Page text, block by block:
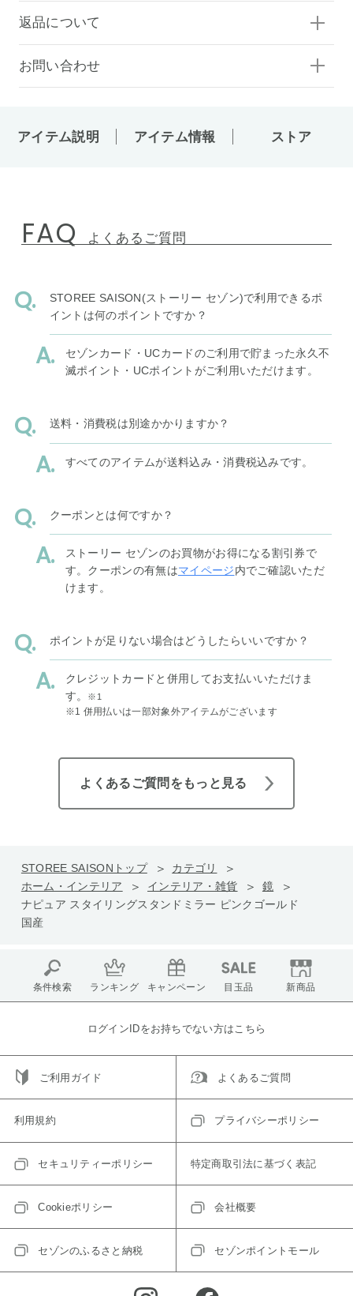
返品について
お問い合わせ
アイテム説明 アイテム情報 ストア
FAQ よくあるご質問
STOREE SAISON(ストーリー セゾン)で利用できるポ
イントは何のポイントですか？
セゾンカード・UCカードのご利用で貯まった永久不
滅ポイント・UCポイントがご利用いただけます。
送料・消費税は別途かかりますか？
すべてのアイテムが送料込み・消費税込みです。
クーポンとは何ですか？
ストーリー セゾンのお買物がお得になる割引券で
す。クーポンの有無はマイページ内でご確認いただ
けます。
ポイントが足りない場合はどうしたらいいですか？
クレジットカードと併用してお支払いいただけま
す。
※1
※1 併用払いは一部対象外アイテムがございます
よくあるご質問をもっと見る
STOREE SAISONトップ
カテゴリ
ホーム・インテリア
インテリア・雑貨
鏡
ナピュア スタイリングスタンドミラー ピンクゴールド
国産
条件検索 ランキング キャンペーン 目玉品 新商品
ログインIDをお持ちでない方はこちら
ご利用ガイド よくあるご質問
利用規約 プライバシーポリシー
セキュリティーポリシー 特定商取引法に基づく表記
Cookieポリシー 会社概要
セゾンのふるさと納税 セゾンポイントモール